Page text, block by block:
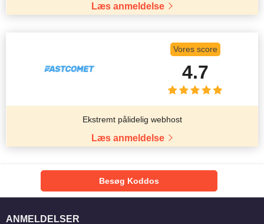
Læs anmeldelse
Vores score
4.7
Ekstremt pålidelig webhost
Læs anmeldelse
Besøg Koddos
ANMELDELSER